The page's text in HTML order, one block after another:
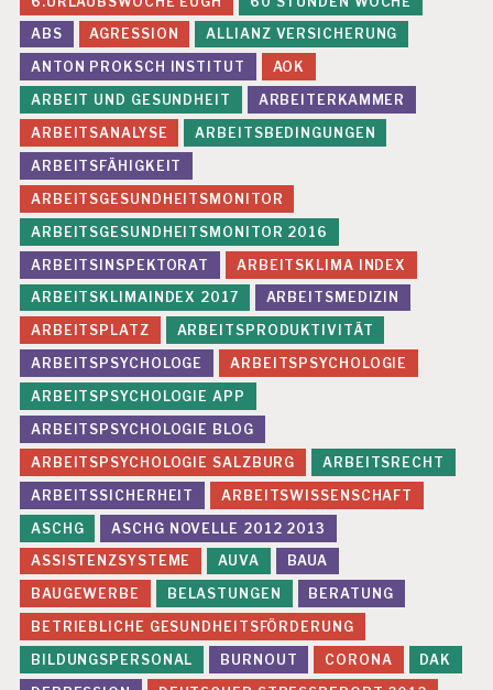
E
A
R
B
E
I
T
G
E
S
U
N
D
H
E
I
T
S
S
C
H
U
T
Z
H
Ä
U
F
I
G
K
ABS
AGRESSION
ALLIANZ VERSICHERUNG
ANTON PROKSCH INSTITUT
AOK
ARBEIT UND GESUNDHEIT
ARBEITERKAMMER
ARBEITSANALYSE
ARBEITSBEDINGUNGEN
ARBEITSFÄHIGKEIT
ARBEITSGESUNDHEITSMONITOR
ARBEITSGESUNDHEITSMONITOR 2016
ARBEITSINSPEKTORAT
ARBEITSKLIMA INDEX
ARBEITSKLIMAINDEX 2017
ARBEITSMEDIZIN
ARBEITSPLATZ
ARBEITSPRODUKTIVITÄT
ARBEITSPSYCHOLOGE
ARBEITSPSYCHOLOGIE
ARBEITSPSYCHOLOGIE APP
ARBEITSPSYCHOLOGIE BLOG
ARBEITSPSYCHOLOGIE SALZBURG
ARBEITSRECHT
ARBEITSSICHERHEIT
ARBEITSWISSENSCHAFT
ASCHG
ASCHG NOVELLE 2012 2013
ASSISTENZSYSTEME
AUVA
BAUA
BAUGEWERBE
BELASTUNGEN
BERATUNG
BETRIEBLICHE GESUNDHEITSFÖRDERUNG
BILDUNGSPERSONAL
BURNOUT CORONA
DAK